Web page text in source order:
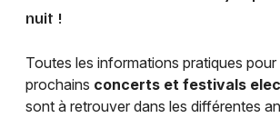
nuit !
Toutes les informations pratiques
prochains concerts et festivals
sont à retrouver dans les différentes